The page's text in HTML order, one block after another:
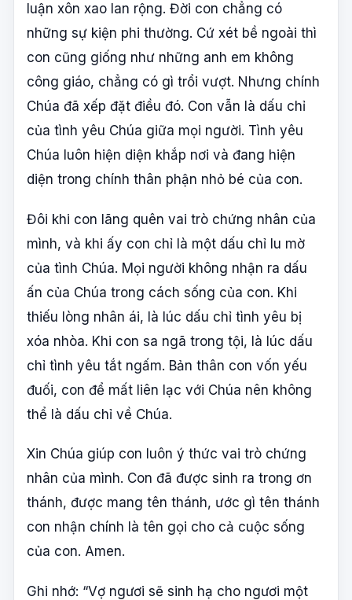
luận xôn xao lan rộng. Đời con chẳng có
những sự kiện phi thường. Cứ xét bề ngoài thì
con cũng giống như những anh em không
công giáo, chẳng có gì trổi vượt. Nhưng chính
Chúa đã xếp đặt điều đó. Con vẫn là dấu chỉ
của tình yêu Chúa giữa mọi người. Tình yêu
Chúa luôn hiện diện khắp nơi và đang hiện
diện trong chính thân phận nhỏ bé của con.
Đôi khi con lãng quên vai trò chứng nhân của
mình, và khi ấy con chỉ là một dấu chỉ lu mờ
của tình Chúa. Mọi người không nhận ra dấu
ấn của Chúa trong cách sống của con. Khi
thiếu lòng nhân ái, là lúc dấu chỉ tình yêu bị
xóa nhòa. Khi con sa ngã trong tội, là lúc dấu
chỉ tình yêu tắt ngấm. Bản thân con vốn yếu
đuối, con để mất liên lạc với Chúa nên không
thể là dấu chỉ về Chúa.
Xin Chúa giúp con luôn ý thức vai trò chứng
nhân của mình. Con đã được sinh ra trong ơn
thánh, được mang tên thánh, ước gì tên thánh
con nhận chính là tên gọi cho cả cuộc sống
của con. Amen.
Ghi nhớ: “Vợ ngươi sẽ sinh hạ cho ngươi một